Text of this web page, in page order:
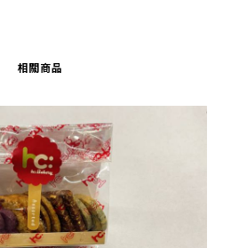
相關商品